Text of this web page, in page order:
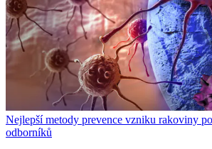
Nejlepší metody prevence vzniku rakoviny
odborníků